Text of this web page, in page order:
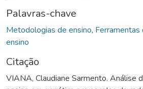
Palavras-chave
Metodologias de ensino, Ferramentas
ensino
Citação
VIANA, Claudiane Sarmento. Análise